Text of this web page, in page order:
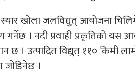
खोला जलविद्युत् आयोजना
गर्नेछ । नदी प्रवाही प्रकृतिको यस
छ । उत्पादित विद्युत् ११० किमी
।